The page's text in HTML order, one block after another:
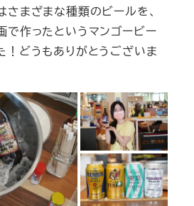
まざまな種類のビールを、
で作ったというマンゴービー
！どうもありがとうございま